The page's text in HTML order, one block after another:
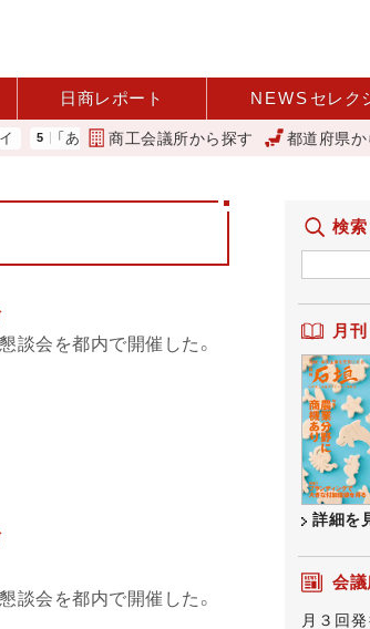
日商レポート NEWS セレク
「あったらいいね」を商品化 視点を変えて壁を越える
商工会議所から探す 都道府県か
談会を都内で開催した。
談会を都内で開催した。
検索
月刊
詳細を
会議
月３回